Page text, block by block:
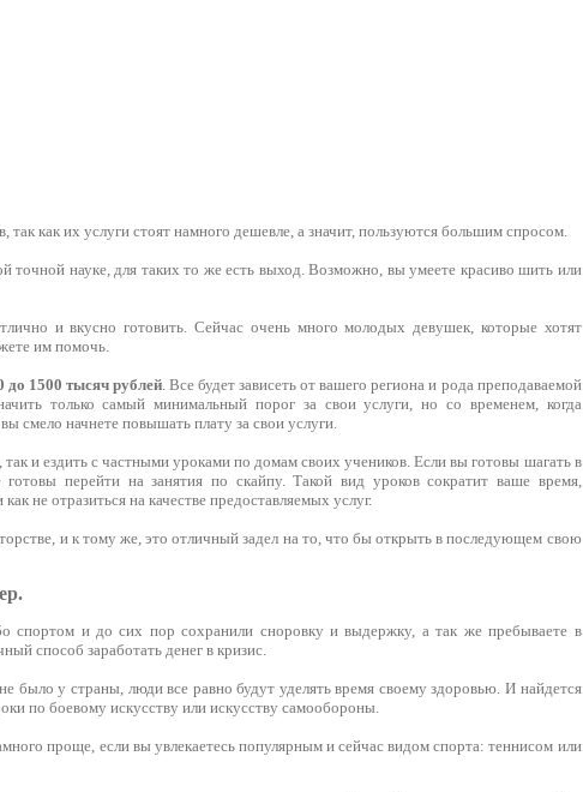
так как их услуги стоят намного дешевле, а значит, пользуются большим спросом.
точной науке, для таких то же есть выход. Возможно, вы умеете красиво шить или
и вкусно готовить. Сейчас очень много молодых девушек, которые хотят
им помочь.
до 1500 тысяч рублей. Все будет зависеть от вашего региона и рода преподаваемой
только самый минимальный порог за свои услуги, но со временем, когда
смело начнете повышать плату за свои услуги.
и ездить с частными уроками по домам своих учеников. Если вы готовы шагать в
готовы перейти на занятия по скайпу. Такой вид уроков сократит ваше время,
не отразиться на качестве предоставляемых услуг.
и к тому же, это отличный задел на то, что бы открыть в последующем свою
спортом и до сих пор сохранили сноровку и выдержку, а так же пребываете в
способ заработать денег в кризис.
было у страны, люди все равно будут уделять время своему здоровью. И найдется
по боевому искусству или искусству самообороны.
проще, если вы увлекаетесь популярным и сейчас видом спорта: теннисом или